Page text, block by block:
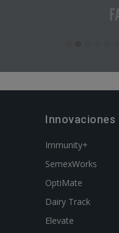
Innovaciones
Immunity+
SemexWorks
OptiMate
Dairy Track
Elevate